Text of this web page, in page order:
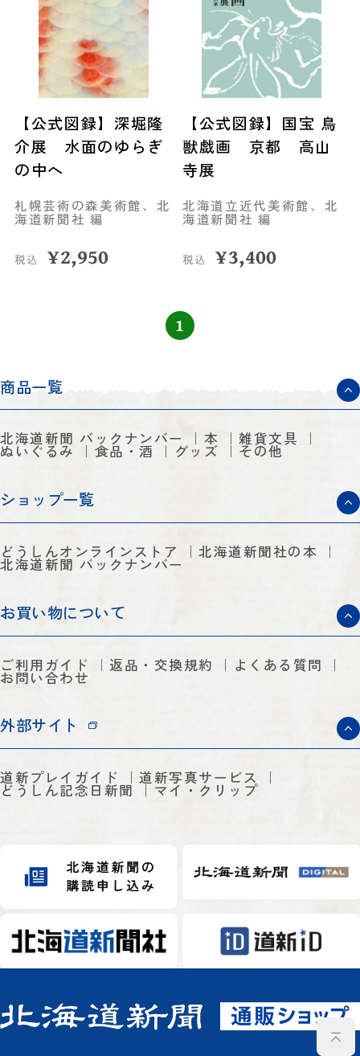
【公式図録】深堀隆
介展 水面のゆらぎ
の中へ
札幌芸術の森美術館、北
海道新聞社 編
税込 ¥2,950
【公式図録】国宝 鳥
獣戯画 京都 高山
寺展
北海道立近代美術館、北
海道新聞社 編
税込 ¥3,400
1
商品一覧
北海道新聞 バックナンバー 本 雑貨文具
ぬいぐるみ 食品・酒 グッズ その他
ショップ一覧
どうしんオンラインストア 北海道新聞社の本
北海道新聞 バックナンバー
お買い物について
ご利用ガイド 返品・交換規約 よくある質問
お問い合わせ
外部サイト
道新プレイガイド 道新写真サービス
どうしん記念日新聞 マイ・クリップ